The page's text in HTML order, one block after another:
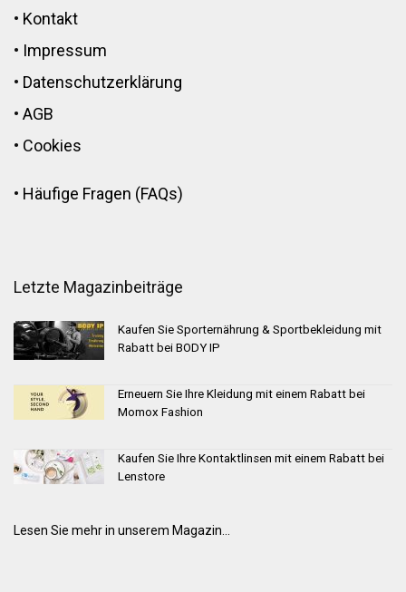
• Kontakt
• Impressum
• Datenschutzerklärung
• AGB
• Cookies
• Häufige Fragen (FAQs)
Letzte Magazinbeiträge
Kaufen Sie Sporternährung & Sportbekleidung mit
Rabatt bei BODY IP
Erneuern Sie Ihre Kleidung mit einem Rabatt bei
Momox Fashion
Kaufen Sie Ihre Kontaktlinsen mit einem Rabatt bei
Lenstore
Lesen Sie mehr in unserem Magazin...